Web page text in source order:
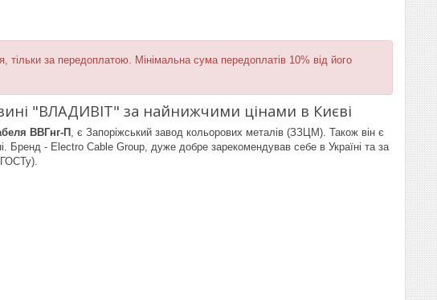
тільки за передоплатою. Мінімальна сума передоплатів 10% від його
"ВЛАДИВІТ" за найнижчими цінами в Києві
ВВГнг-П, є Запоріжський завод кольорових металів (ЗЗЦМ). Також він є
- Electro Cable Group, дуже добре зарекомендував себе в Україні та за